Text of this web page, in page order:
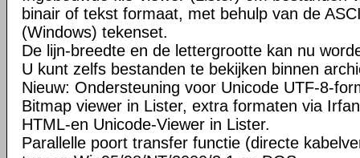
binair of tekst formaat, met behulp van de
(Windows) tekenset.
De lijn-breedte en de lettergrootte kan nu
U kunt zelfs bestanden te bekijken binnen
Nieuw: Ondersteuning voor Unicode UTF-8-
Bitmap viewer in Lister, extra formaten via
HTML-en Unicode-Viewer in Lister.
Parallelle poort transfer functie (directe